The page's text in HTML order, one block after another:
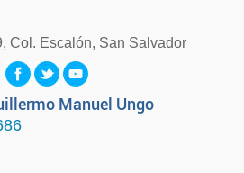
Col. Escalón, San Salvador
Manuel Ungo